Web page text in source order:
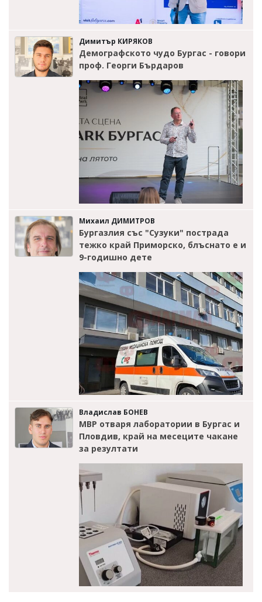
Димитър КИРЯКОВ
Демографското чудо Бургас - говори
проф. Георги Бърдаров
Михаил ДИМИТРОВ
Бургазлия със "Сузуки" пострада
тежко край Приморско, блъснато е и
9-годишно дете
Владислав БОНЕВ
МВР отваря лаборатории в Бургас и
Пловдив, край на месеците чакане
за резултати